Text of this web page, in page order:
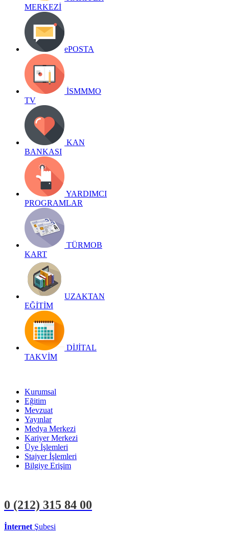
MERKEZİ
ePOSTA
İSMMMO
TV
KAN
BANKASI
YARDIMCI
PROGRAMLAR
TÜRMOB
KART
UZAKTAN
EĞİTİM
DİJİTAL
TAKVİM
Kurumsal
Eğitim
Mevzuat
Yayınlar
Medya Merkezi
Kariyer Merkezi
Üye İşlemleri
Stajyer İşlemleri
Bilgiye Erişim
0 (212) 315 84 00
İnternet Şubesi